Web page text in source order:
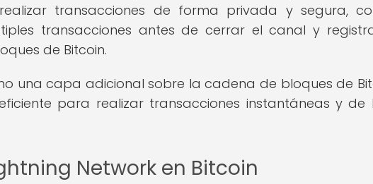
transacciones de forma privada y segura,
transacciones antes de cerrar el canal y
de Bitcoin.
una capa adicional sobre la cadena de bloques de
para realizar transacciones instantáneas y de
Network en Bitcoin